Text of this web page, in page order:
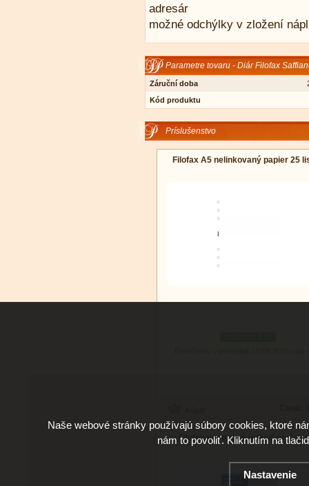
adresár
možné odchýlky v zložení
Parametre tovaru - Diár Filofax
Záruční doba
Kód produktu
Príslušenstvo
Filofax A5 nelinkovaný papier 25
Filofax pastelové rozraďovače -
Naše webové stránky používajú súbory cookies, ktoré
nám to povoliť. Kliknutím na
Nastavenie